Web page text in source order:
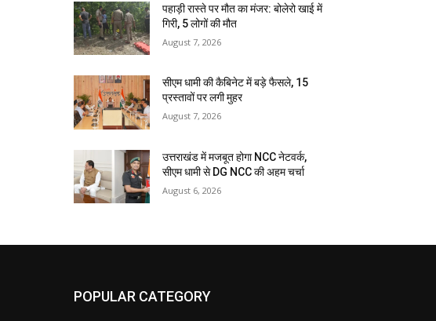
पहाड़ी रास्ते पर मौत का मंजर: बोलेरो खाई में
गिरी, 5 लोगों की मौत
August 7, 2026
सीएम धामी की कैबिनेट में बड़े फैसले, 15
प्रस्तावों पर लगी मुहर
August 7, 2026
उत्तराखंड में मजबूत होगा NCC नेटवर्क,
सीएम धामी से DG NCC की अहम चर्चा
August 6, 2026
POPULAR CATEGORY